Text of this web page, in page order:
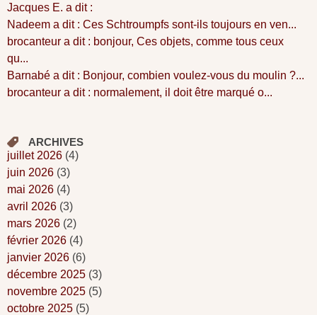
Jacques E. a dit :
Nadeem a dit : Ces Schtroumpfs sont-ils toujours en ven...
brocanteur a dit : bonjour, Ces objets, comme tous ceux
qu...
Barnabé a dit : Bonjour, combien voulez-vous du moulin ?...
brocanteur a dit : normalement, il doit être marqué o...
ARCHIVES
juillet 2026 (4)
juin 2026 (3)
mai 2026 (4)
avril 2026 (3)
mars 2026 (2)
février 2026 (4)
janvier 2026 (6)
décembre 2025 (3)
novembre 2025 (5)
octobre 2025 (5)